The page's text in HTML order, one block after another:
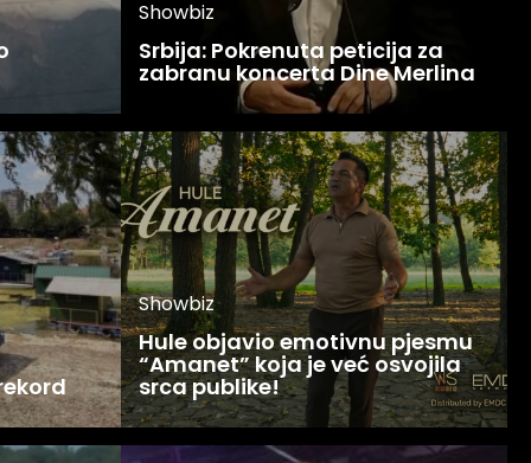
Showbiz
Srbija: Pokrenuta peticija za
zabranu koncerta Dine Merlina
Showbiz
Hule objavio emotivnu pjesmu
“Amanet” koja je već osvojila
srca publike!